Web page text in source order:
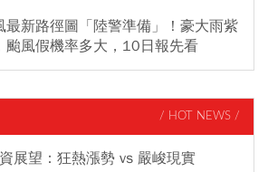
最新路徑圖「陸警準備」！豪大雨紫
颱風假機率多大，10日報先看
/ HOT NEWS /
展望：狂熱漲勢 vs 嚴峻現實